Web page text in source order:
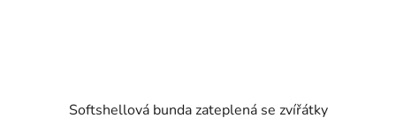
Softshellová bunda zateplená se zvířátky